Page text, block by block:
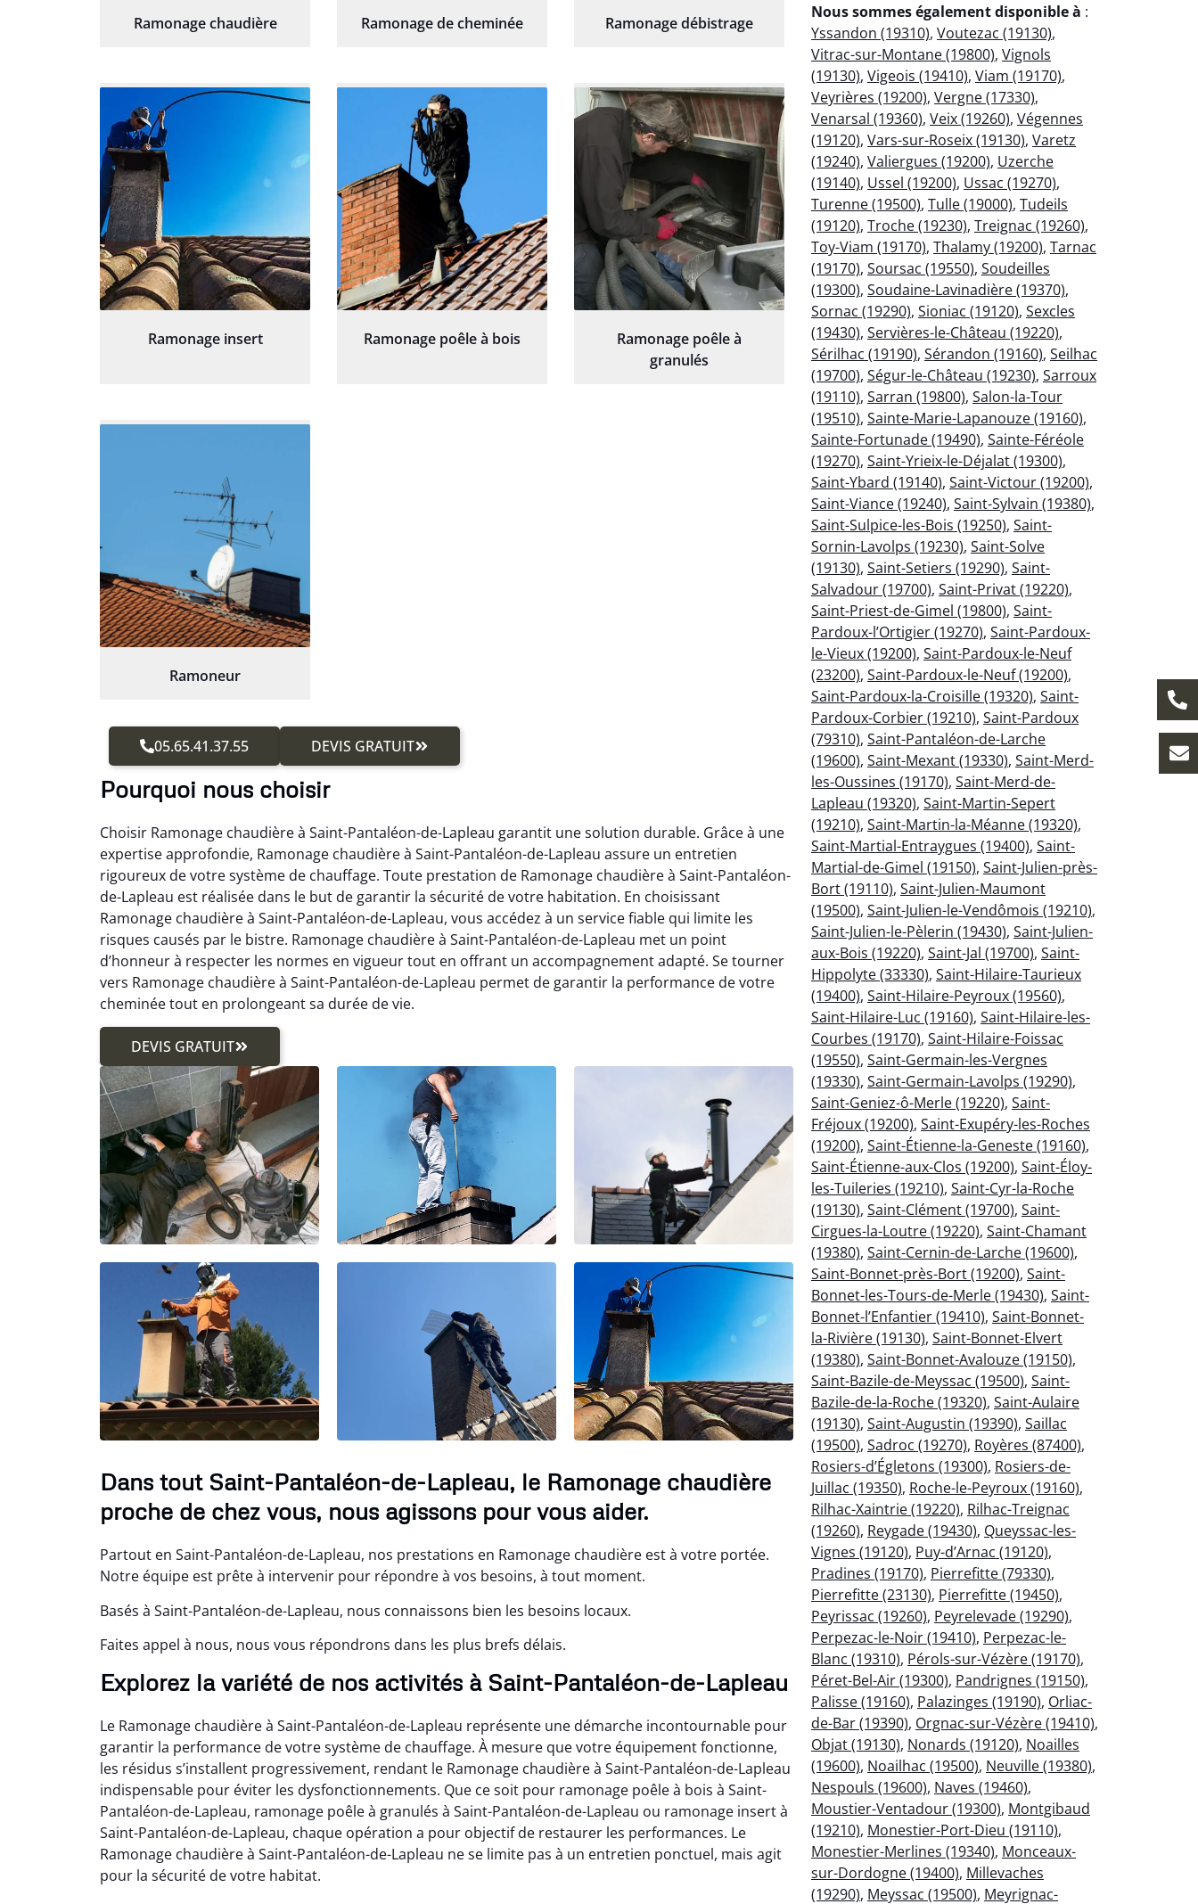
Ramonage chaudière Ramonage de cheminée Ramonage débistrage
Ramonage insert Ramonage poêle à bois
Ramonage poêle à
granulés
Ramoneur
05.65.41.37.55 DEVIS GRATUIT
Pourquoi nous choisir
Choisir Ramonage chaudière à Saint-Pantaléon-de-Lapleau garantit une solution durable. Grâce à une
expertise approfondie, Ramonage chaudière à Saint-Pantaléon-de-Lapleau assure un entretien
rigoureux de votre système de chauffage. Toute prestation de Ramonage chaudière à Saint-Pantaléon-
de-Lapleau est réalisée dans le but de garantir la sécurité de votre habitation. En choisissant
Ramonage chaudière à Saint-Pantaléon-de-Lapleau, vous accédez à un service fiable qui limite les
risques causés par le bistre. Ramonage chaudière à Saint-Pantaléon-de-Lapleau met un point
d’honneur à respecter les normes en vigueur tout en offrant un accompagnement adapté. Se tourner
vers Ramonage chaudière à Saint-Pantaléon-de-Lapleau permet de garantir la performance de votre
cheminée tout en prolongeant sa durée de vie.
DEVIS GRATUIT
Dans tout Saint-Pantaléon-de-Lapleau, le Ramonage chaudière
proche de chez vous, nous agissons pour vous aider.
Partout en Saint-Pantaléon-de-Lapleau, nos prestations en Ramonage chaudière est à votre portée.
Notre équipe est prête à intervenir pour répondre à vos besoins, à tout moment.
Basés à Saint-Pantaléon-de-Lapleau, nous connaissons bien les besoins locaux.
Faites appel à nous, nous vous répondrons dans les plus brefs délais.
Explorez la variété de nos activités à Saint-Pantaléon-de-Lapleau
Le Ramonage chaudière à Saint-Pantaléon-de-Lapleau représente une démarche incontournable pour
garantir la performance de votre système de chauffage. À mesure que votre équipement fonctionne,
les résidus s’installent progressivement, rendant le Ramonage chaudière à Saint-Pantaléon-de-Lapleau
indispensable pour éviter les dysfonctionnements. Que ce soit pour ramonage poêle à bois à Saint-
Pantaléon-de-Lapleau, ramonage poêle à granulés à Saint-Pantaléon-de-Lapleau ou ramonage insert à
Saint-Pantaléon-de-Lapleau, chaque opération a pour objectif de restaurer les performances. Le
Ramonage chaudière à Saint-Pantaléon-de-Lapleau ne se limite pas à un entretien ponctuel, mais agit
pour la sécurité de votre habitat.
Nous sommes également disponible à :
Yssandon (19310), Voutezac (19130),
Vitrac-sur-Montane (19800), Vignols
(19130), Vigeois (19410), Viam (19170),
Veyrières (19200), Vergne (17330),
Venarsal (19360), Veix (19260), Végennes
(19120), Vars-sur-Roseix (19130), Varetz
(19240), Valiergues (19200), Uzerche
(19140), Ussel (19200), Ussac (19270),
Turenne (19500), Tulle (19000), Tudeils
(19120), Troche (19230), Treignac (19260),
Toy-Viam (19170), Thalamy (19200), Tarnac
(19170), Soursac (19550), Soudeilles
(19300), Soudaine-Lavinadière (19370),
Sornac (19290), Sioniac (19120), Sexcles
(19430), Servières-le-Château (19220),
Sérilhac (19190), Sérandon (19160), Seilhac
(19700), Ségur-le-Château (19230), Sarroux
(19110), Sarran (19800), Salon-la-Tour
(19510), Sainte-Marie-Lapanouze (19160),
Sainte-Fortunade (19490), Sainte-Féréole
(19270), Saint-Yrieix-le-Déjalat (19300),
Saint-Ybard (19140), Saint-Victour (19200),
Saint-Viance (19240), Saint-Sylvain (19380),
Saint-Sulpice-les-Bois (19250), Saint-
Sornin-Lavolps (19230), Saint-Solve
(19130), Saint-Setiers (19290), Saint-
Salvadour (19700), Saint-Privat (19220),
Saint-Priest-de-Gimel (19800), Saint-
Pardoux-l’Ortigier (19270), Saint-Pardoux-
le-Vieux (19200), Saint-Pardoux-le-Neuf
(23200), Saint-Pardoux-le-Neuf (19200),
Saint-Pardoux-la-Croisille (19320), Saint-
Pardoux-Corbier (19210), Saint-Pardoux
(79310), Saint-Pantaléon-de-Larche
(19600), Saint-Mexant (19330), Saint-Merd-
les-Oussines (19170), Saint-Merd-de-
Lapleau (19320), Saint-Martin-Sepert
(19210), Saint-Martin-la-Méanne (19320),
Saint-Martial-Entraygues (19400), Saint-
Martial-de-Gimel (19150), Saint-Julien-près-
Bort (19110), Saint-Julien-Maumont
(19500), Saint-Julien-le-Vendômois (19210),
Saint-Julien-le-Pèlerin (19430), Saint-Julien-
aux-Bois (19220), Saint-Jal (19700), Saint-
Hippolyte (33330), Saint-Hilaire-Taurieux
(19400), Saint-Hilaire-Peyroux (19560),
Saint-Hilaire-Luc (19160), Saint-Hilaire-les-
Courbes (19170), Saint-Hilaire-Foissac
(19550), Saint-Germain-les-Vergnes
(19330), Saint-Germain-Lavolps (19290),
Saint-Geniez-ô-Merle (19220), Saint-
Fréjoux (19200), Saint-Exupéry-les-Roches
(19200), Saint-Étienne-la-Geneste (19160),
Saint-Étienne-aux-Clos (19200), Saint-Éloy-
les-Tuileries (19210), Saint-Cyr-la-Roche
(19130), Saint-Clément (19700), Saint-
Cirgues-la-Loutre (19220), Saint-Chamant
(19380), Saint-Cernin-de-Larche (19600),
Saint-Bonnet-près-Bort (19200), Saint-
Bonnet-les-Tours-de-Merle (19430), Saint-
Bonnet-l’Enfantier (19410), Saint-Bonnet-
la-Rivière (19130), Saint-Bonnet-Elvert
(19380), Saint-Bonnet-Avalouze (19150),
Saint-Bazile-de-Meyssac (19500), Saint-
Bazile-de-la-Roche (19320), Saint-Aulaire
(19130), Saint-Augustin (19390), Saillac
(19500), Sadroc (19270), Royères (87400),
Rosiers-d’Égletons (19300), Rosiers-de-
Juillac (19350), Roche-le-Peyroux (19160),
Rilhac-Xaintrie (19220), Rilhac-Treignac
(19260), Reygade (19430), Queyssac-les-
Vignes (19120), Puy-d’Arnac (19120),
Pradines (19170), Pierrefitte (79330),
Pierrefitte (23130), Pierrefitte (19450),
Peyrissac (19260), Peyrelevade (19290),
Perpezac-le-Noir (19410), Perpezac-le-
Blanc (19310), Pérols-sur-Vézère (19170),
Péret-Bel-Air (19300), Pandrignes (19150),
Palisse (19160), Palazinges (19190), Orliac-
de-Bar (19390), Orgnac-sur-Vézère (19410),
Objat (19130), Nonards (19120), Noailles
(19600), Noailhac (19500), Neuville (19380),
Nespouls (19600), Naves (19460),
Moustier-Ventadour (19300), Montgibaud
(19210), Monestier-Port-Dieu (19110),
Monestier-Merlines (19340), Monceaux-
sur-Dordogne (19400), Millevaches
(19290), Meyssac (19500), Meyrignac-